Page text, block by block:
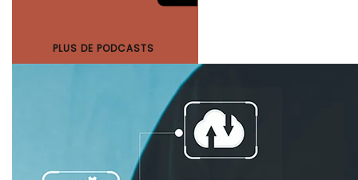
PLUS DE PODCASTS